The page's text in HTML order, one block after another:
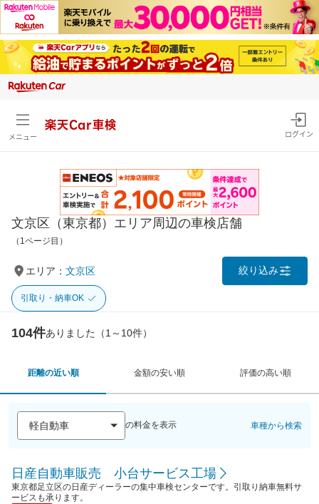
メニュー
楽天Car車検
ログイン
文京区（東京都）エリア周辺の車検店舗
（1ページ目）
エリア： 文京区 絞り込み
引取り・納車OK
104件ありました（1～10件）
距離の近い順 金額の安い順 評価の高い順
の料金を表示 車種から検索
日産自動車販売 小台サービス工場
東京都足立区の日産ディーラーの集中車検センターです。引取り納車無料サ
ービスも承ります。